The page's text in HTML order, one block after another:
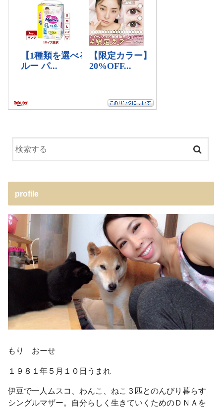
profile
もり おーせ
１９８１年５月１０日うまれ
伊豆で一人ムスコ、わんこ、ねこ３匹とのんびり暮らす
シングルマザー。自分らしく生きていくためのＤＮＡを